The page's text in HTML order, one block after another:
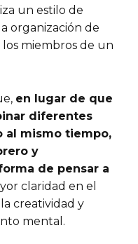
un estilo de
organización de
miembros de un
en lugar de que
diferentes
al mismo tiempo,
y
de pensar a
claridad en el
creatividad y
mental.